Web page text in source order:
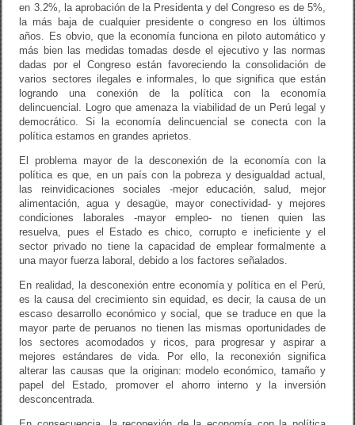
en 3.2%, la aprobación de la Presidenta y del Congreso es de 5%,
la más baja de cualquier presidente o congreso en los últimos
años. Es obvio, que la economía funciona en piloto automático y
más bien las medidas tomadas desde el ejecutivo y las normas
dadas por el Congreso están favoreciendo la consolidación de
varios sectores ilegales e informales, lo que significa que están
logrando una conexión de la política con la economía
delincuencial. Logro que amenaza la viabilidad de un Perú legal y
democrático. Si la economía delincuencial se conecta con la
política estamos en grandes aprietos.
El problema mayor de la desconexión de la economía con la
política es que, en un país con la pobreza y desigualdad actual,
las reinvidicaciones sociales -mejor educación, salud, mejor
alimentación, agua y desagüe, mayor conectividad- y mejores
condiciones laborales -mayor empleo- no tienen quien las
resuelva, pues el Estado es chico, corrupto e ineficiente y el
sector privado no tiene la capacidad de emplear formalmente a
una mayor fuerza laboral, debido a los factores señalados.
En realidad, la desconexión entre economía y política en el Perú,
es la causa del crecimiento sin equidad, es decir, la causa de un
escaso desarrollo económico y social, que se traduce en que la
mayor parte de peruanos no tienen las mismas oportunidades de
los sectores acomodados y ricos, para progresar y aspirar a
mejores estándares de vida. Por ello, la reconexión significa
alterar las causas que la originan: modelo económico, tamaño y
papel del Estado, promover el ahorro interno y la inversión
desconcentrada.